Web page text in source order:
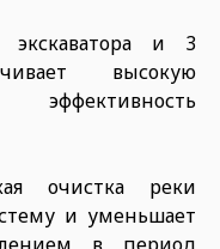
экскаватора и 3
высокую
очистка реки
и уменьшает